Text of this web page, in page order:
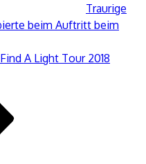
Traurige
beim Auftritt beim
A Light Tour 2018